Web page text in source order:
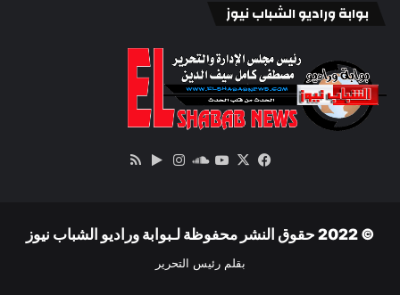
بوابة وراديو الشباب نيوز
فيسبوك
‫X
‫YouTube
ساوندانستقرام‏Google
© 2022 حقوق النشر محفوظة لـبوابة وراديو الشباب نيوز
بقلم رئيس التحرير